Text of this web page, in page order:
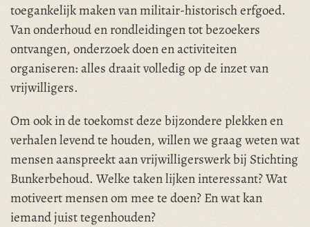
toegankelijk maken van militair-historisch erfgoed.
Van onderhoud en rondleidingen tot bezoekers
ontvangen, onderzoek doen en activiteiten
organiseren: alles draait volledig op de inzet van
vrijwilligers.
Om ook in de toekomst deze bijzondere plekken en
verhalen levend te houden, willen we graag weten wat
mensen aanspreekt aan vrijwilligerswerk bij Stichting
Bunkerbehoud. Welke taken lijken interessant? Wat
motiveert mensen om mee te doen? En wat kan
iemand juist tegenhouden?